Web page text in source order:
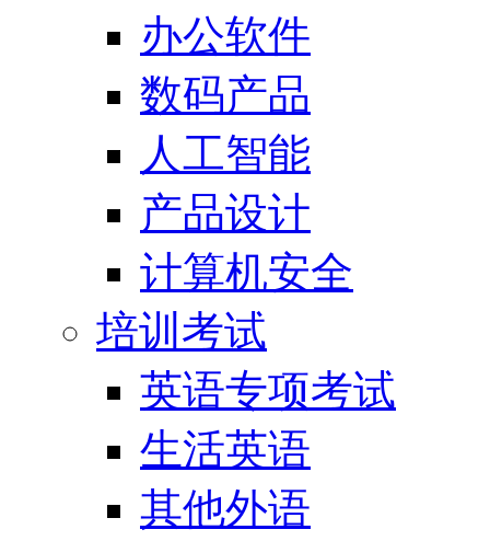
办公软件
数码产品
人工智能
产品设计
计算机安全
培训考试
英语专项考试
生活英语
其他外语